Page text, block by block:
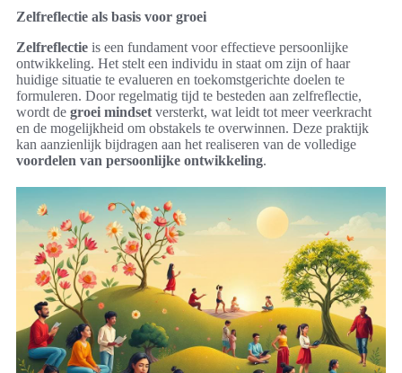
Zelfreflectie als basis voor groei
Zelfreflectie is een fundament voor effectieve persoonlijke
ontwikkeling. Het stelt een individu in staat om zijn of haar
huidige situatie te evalueren en toekomstgerichte doelen te
formuleren. Door regelmatig tijd te besteden aan zelfreflectie,
wordt de groei mindset versterkt, wat leidt tot meer veerkracht
en de mogelijkheid om obstakels te overwinnen. Deze praktijk
kan aanzienlijk bijdragen aan het realiseren van de volledige
voordelen van persoonlijke ontwikkeling.